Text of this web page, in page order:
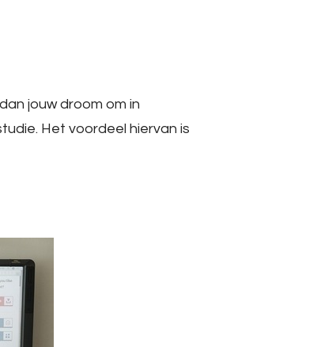
jouw droom om in
Het voordeel hiervan is